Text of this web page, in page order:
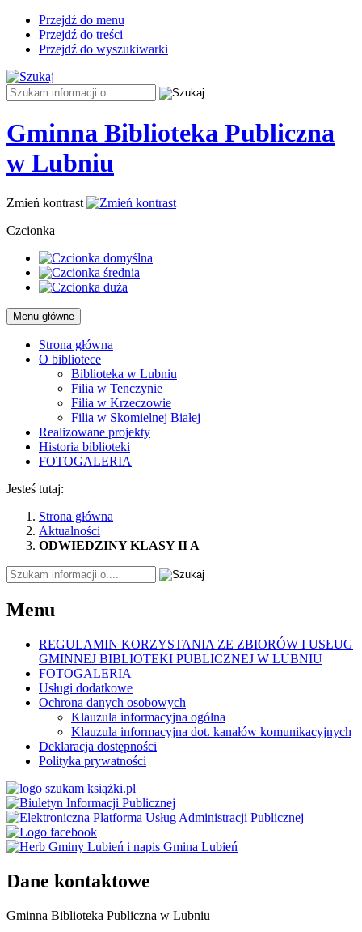
Przejdź do menu
Przejdź do treści
Przejdź do wyszukiwarki
Tutaj
wpisz
frazę:
Gminna Biblioteka Publiczna
w Lubniu
ODWIEDZINY
II
A
Zmień kontrast
Czcionka
Menu główne
Strona główna
O bibliotece
Biblioteka w Lubniu
Filia w Tenczynie
Filia w Krzeczowie
Filia w Skomielnej Białej
Realizowane projekty
Historia biblioteki
FOTOGALERIA
Jesteś tutaj:
Strona główna
Aktualności
ODWIEDZINY KLASY II A
Tutaj
wpisz
szukaną
frazę:
Menu
REGULAMIN KORZYSTANIA ZE ZBIORÓW I USŁUG
GMINNEJ BIBLIOTEKI PUBLICZNEJ W LUBNIU
FOTOGALERIA
Usługi dodatkowe
Ochrona danych osobowych
Klauzula informacyjna ogólna
Klauzula informacyjna dot. kanałów komunikacyjnych
Deklaracja dostępności
Polityka prywatności
Dane kontaktowe
Gminna Biblioteka Publiczna w Lubniu